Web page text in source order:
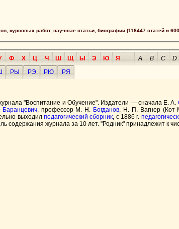
курсовых работ, научные статьи, биографии (118447 статей и
Ф Х Ц Ч Ш Щ Ы Э Ю Я A B C D
РЫ РЭ РЮ
РЯ
"Воспитание и Обучение". Издатели — сначала Е. А.
Баранцевич, профессор М. Н. Богданов, Н. П. Вагнер
выходилпедагогический сборник, с 1886 г.
содержания журнала за 10 лет. "Родник" принадлежит к